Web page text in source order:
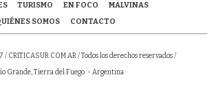
TURISMO EN FOCO
MALVINAS
SOMOS
CONTACTO
/ CRITICASUR.COM.AR/ Todos los derechos reservados /
Grande, Tierra del Fuego. - Argentina